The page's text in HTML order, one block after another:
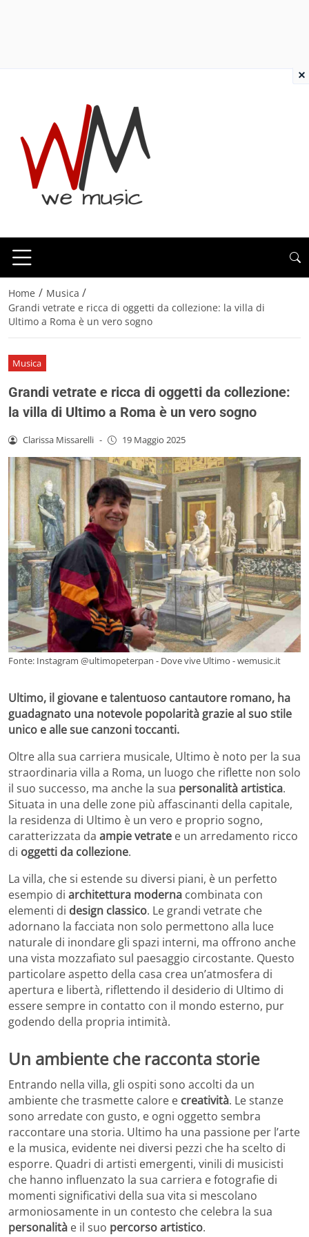
Home / Musica /
Grandi vetrate e ricca di oggetti da collezione: la villa di
Ultimo a Roma è un vero sogno
Musica
Grandi vetrate e ricca di oggetti da collezione:
la villa di Ultimo a Roma è un vero sogno
Clarissa Missarelli - 19 Maggio 2025
Fonte: Instagram @ultimopeterpan - Dove vive Ultimo - wemusic.it
Ultimo, il giovane e talentuoso cantautore romano, ha
guadagnato una notevole popolarità grazie al suo stile
unico e alle sue canzoni toccanti.
Oltre alla sua carriera musicale, Ultimo è noto per la sua
straordinaria villa a Roma, un luogo che riflette non solo
il suo successo, ma anche la sua personalità artistica.
Situata in una delle zone più affascinanti della capitale,
la residenza di Ultimo è un vero e proprio sogno,
caratterizzata da ampie vetrate e un arredamento ricco
di oggetti da collezione.
La villa, che si estende su diversi piani, è un perfetto
esempio di architettura moderna combinata con
elementi di design classico. Le grandi vetrate che
adornano la facciata non solo permettono alla luce
naturale di inondare gli spazi interni, ma offrono anche
una vista mozzafiato sul paesaggio circostante. Questo
particolare aspetto della casa crea un’atmosfera di
apertura e libertà, riflettendo il desiderio di Ultimo di
essere sempre in contatto con il mondo esterno, pur
godendo della propria intimità.
Un ambiente che racconta storie
Entrando nella villa, gli ospiti sono accolti da un
ambiente che trasmette calore e creatività. Le stanze
sono arredate con gusto, e ogni oggetto sembra
raccontare una storia. Ultimo ha una passione per l’arte
e la musica, evidente nei diversi pezzi che ha scelto di
esporre. Quadri di artisti emergenti, vinili di musicisti
che hanno influenzato la sua carriera e fotografie di
momenti significativi della sua vita si mescolano
armoniosamente in un contesto che celebra la sua
personalità e il suo percorso artistico.
×